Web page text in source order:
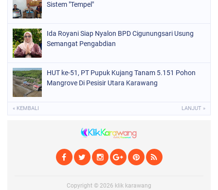
Sistem "Tempel"
Ida Royani Siap Nyalon BPD Cigunungsari Usung
Semangat Pengabdian
HUT ke-51, PT Pupuk Kujang Tanam 5.151 Pohon
Mangrove Di Pesisir Utara Karawang
« KEMBALI LANJUT »
Copyright © 2026 klik karawang